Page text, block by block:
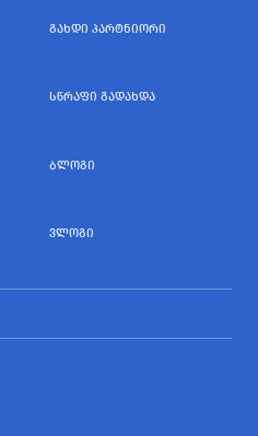
ᲒᲐᲮᲓᲘ ᲞᲐᲠᲢᲜᲘᲝᲠᲘ
ᲡᲬᲠᲐᲤᲘ ᲒᲐᲓᲐᲮᲓᲐ
ᲑᲚᲝᲒᲘ
ᲕᲚᲝᲒᲘ